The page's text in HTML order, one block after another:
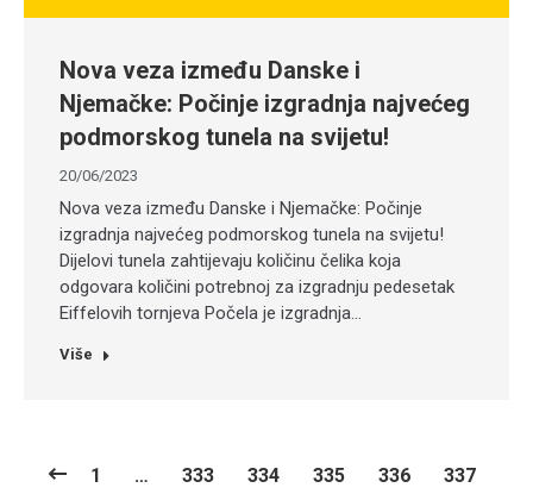
Nova veza između Danske i
Njemačke: Počinje izgradnja najvećeg
podmorskog tunela na svijetu!
20/06/2023
Nova veza između Danske i Njemačke: Počinje
izgradnja najvećeg podmorskog tunela na svijetu!
Dijelovi tunela zahtijevaju količinu čelika koja
odgovara količini potrebnoj za izgradnju pedesetak
Eiffelovih tornjeva Počela je izgradnja…
Više
1 … 333 334 335 336 337